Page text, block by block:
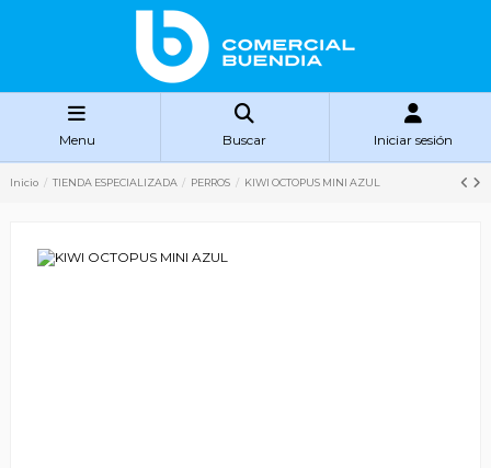
Menu Buscar Iniciar sesión
Inicio TIENDA ESPECIALIZADA PERROS KIWI OCTOPUS MINI AZUL